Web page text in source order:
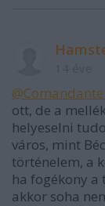
@Comandante
ott, de a
helyeselni
város, mint
történelem, a
ha fogékony
akkor soha